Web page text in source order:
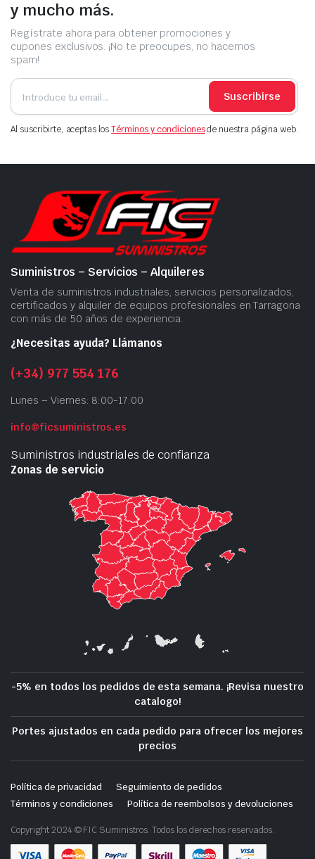
y mucho más.
Regístrate ahora para obtener promociones y
cupones exclusivos. ¡No te preocupes, no hacemos
spam!
Suscribirse
Al suscribirte, aceptas losTérminos y condicionesde nuestra página web.
Suministros – Servicios – Alquileres
Venta de suministros industriales, servicios personalizados,
certificados y alquiler de equipos profesionales en Tarragona
con más de 50 años de experiencia.
¿Necesitas ayuda? Llámanos
(+34) 977 554 176
Lunes – Viernes: 8:00-17:00
info@ficsuministros.es
Suministros industriales de confianza
Zonas de servicio
-5% en todos los pedidos de esta semana. ¡Revisa nuestro
catalogo!
Portes ajustados en cada pedido para ofrecer los mejores
precios
Política de privacidad
Seguimiento de pedidos
Términos y condiciones
Política de reembolsos y devoluciones
Copyright 2024 © FIC Suministros. Todos los derechos reservados.